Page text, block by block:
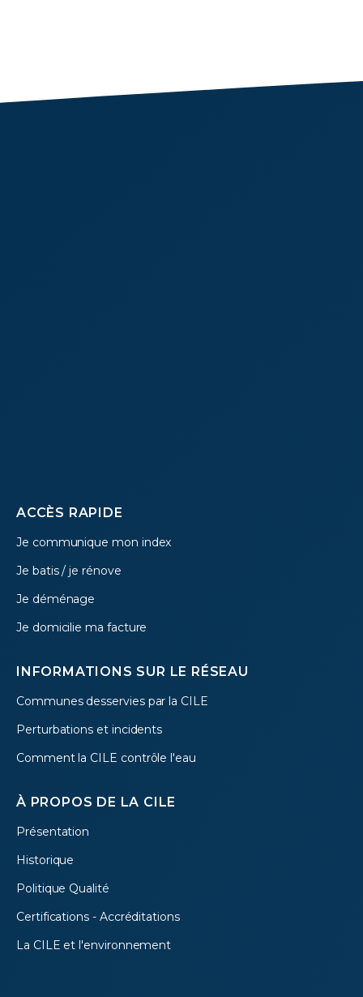
Footer
menu
ACCÈS RAPIDE
Je communique mon index
Je batis / je rénove
Je déménage
Je domicilie ma facture
INFORMATIONS SUR LE RÉSEAU
Communes desservies par la CILE
Perturbations et incidents
Comment la CILE contrôle l'eau
À PROPOS DE LA CILE
Présentation
Historique
Politique Qualité
Certifications - Accréditations
La CILE et l'environnement